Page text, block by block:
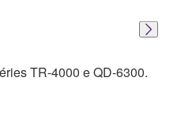
TR-4000 e QD-6300.